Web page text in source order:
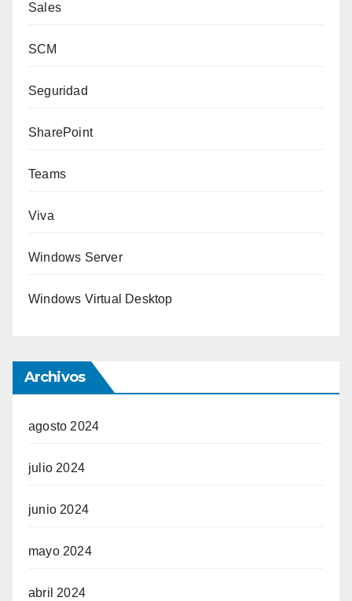
Sales
SCM
Seguridad
SharePoint
Teams
Viva
Windows Server
Windows Virtual Desktop
Archivos
agosto 2024
julio 2024
junio 2024
mayo 2024
abril 2024